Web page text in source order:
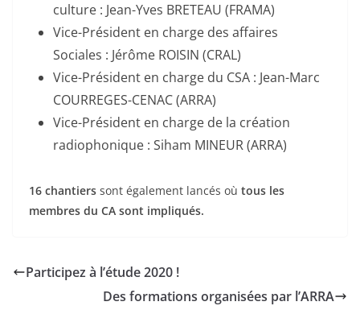
culture : Jean-Yves BRETEAU (FRAMA)
Vice-Président en charge des affaires
Sociales : Jérôme ROISIN (CRAL)
Vice-Président en charge du CSA : Jean-Marc
COURREGES-CENAC (ARRA)
Vice-Président en charge de la création
radiophonique : Siham MINEUR (ARRA)
16 chantiers sont également lancés où tous les
membres du CA sont impliqués.
Participez à l’étude 2020 !
Des formations organisées par l’ARRA